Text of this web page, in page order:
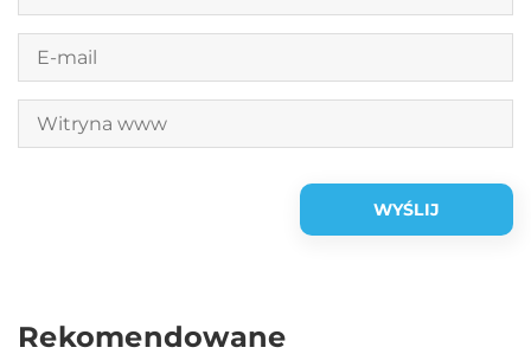
Rekomendowane
Styl życia